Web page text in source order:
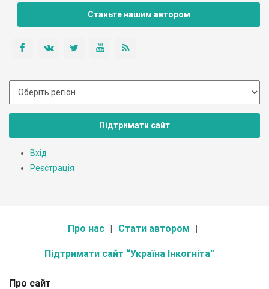
Станьте нашим автором
Підтримати сайт
Вхід
Реєстрація
Про нас Стати автором
Підтримати сайт “Україна Інкогніта”
Про сайт